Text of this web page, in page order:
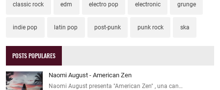
classic rock edm electro pop electronic grunge
indie pop latin pop post-punk punk rock ska
POSTS POPULARES
Naomi August - American Zen
Naomi August presenta "American Zen" , una can…